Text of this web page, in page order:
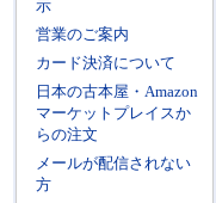
示
営業のご案内
カード決済について
日本の古本屋・Amazon
マーケットプレイスか
らの注文
メールが配信されない
方